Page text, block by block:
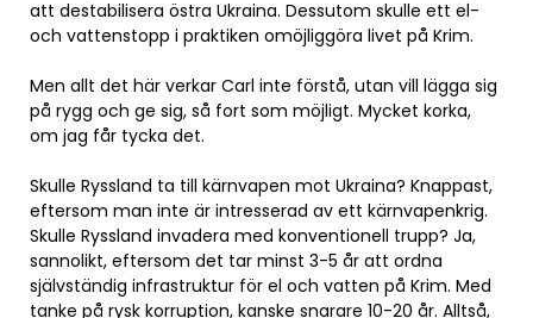
att destabilisera östra Ukraina. Dessutom skulle ett el-
och vattenstopp i praktiken omöjliggöra livet på Krim.
Men allt det här verkar Carl inte förstå, utan vill lägga sig
på rygg och ge sig, så fort som möjligt. Mycket korka,
om jag får tycka det.
Skulle Ryssland ta till kärnvapen mot Ukraina? Knappast,
eftersom man inte är intresserad av ett kärnvapenkrig.
Skulle Ryssland invadera med konventionell trupp? Ja,
sannolikt, eftersom det tar minst 3-5 år att ordna
självständig infrastruktur för el och vatten på Krim. Med
tanke på rysk korruption, kanske snarare 10-20 år. Alltså,